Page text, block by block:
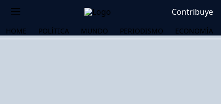
Contribuye
HOME POLÍTICA MUNDO PERIODISMO ECONOMÍA